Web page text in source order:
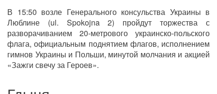
В 15:50 возле Генерального консульства Украины в
Люблине (ul. Spokojna 2) пройдут торжества с
разворачиванием 20-метрового украинско-польского
флага, официальным поднятием флагов, исполнением
гимнов Украины и Польши, минутой молчания и акцией
«Зажги свечу за Героев».